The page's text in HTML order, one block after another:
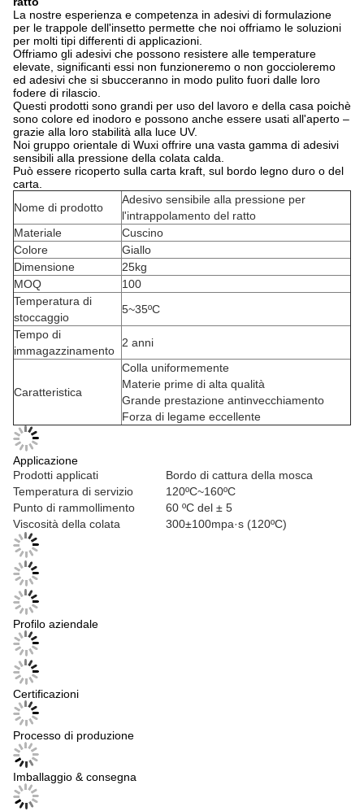
La nostre esperienza e competenza in adesivi di formulazione
per le trappole dell'insetto permette che noi offriamo le soluzioni
per molti tipi differenti di applicazioni.
Offriamo gli adesivi che possono resistere alle temperature
elevate, significanti essi non funzioneremo o non goccioleremo
ed adesivi che si sbucceranno in modo pulito fuori dalle loro
fodere di rilascio.
Questi prodotti sono grandi per uso del lavoro e della casa poichè
sono colore ed inodoro e possono anche essere usati all'aperto –
grazie alla loro stabilità alla luce UV.
Noi gruppo orientale di Wuxi offrire una vasta gamma di adesivi
sensibili alla pressione della colata calda.
Può essere ricoperto sulla carta kraft, sul bordo legno duro o del
carta.
Nome di prodotto
Adesivo sensibile alla pressione per
l'intrappolamento del ratto
Materiale
Cuscino
Colore
Giallo
Dimensione
25kg
MOQ
100
Temperatura di
stoccaggio
5~35ºC
Tempo di
immagazzinamento
2 anni
Caratteristica
Colla uniformemente
Materie prime di alta qualità
Grande prestazione antinvecchiamento
Forza di legame eccellente
Applicazione
Prodotti applicati
Bordo di cattura della mosca
Temperatura di servizio
120ºC~160ºC
Punto di rammollimento
60 ºC del ± 5
Viscosità della colata
300±100mpa·s (120ºC)
Profilo aziendale
Certificazioni
Processo di produzione
Imballaggio & consegna